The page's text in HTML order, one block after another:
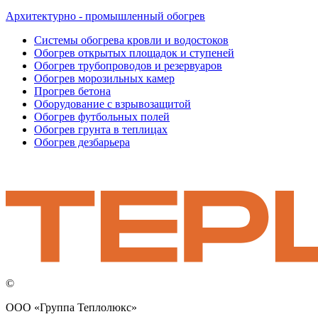
Архитектурно - промышленный обогрев
Системы обогрева кровли и водостоков
Обогрев открытых площадок и ступеней
Обогрев трубопроводов и резервуаров
Обогрев морозильных камер
Прогрев бетона
Оборудование с взрывозащитой
Обогрев футбольных полей
Обогрев грунта в теплицах
Обогрев дезбарьера
©
ООО «Группа Теплолюкс»